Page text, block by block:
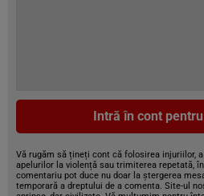
Intră în cont
Vă rugăm să țineți cont că folosirea injuriilor,
apelurilor la violență sau trimiterea repetată,
comentariu pot duce nu doar la ștergerea
temporară a dreptului de a comenta. Site-ul